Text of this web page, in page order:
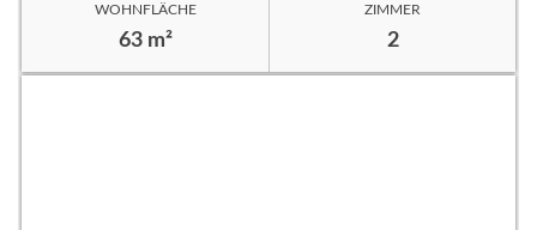
WOHNFLÄCHE
63 m²
ZIMMER
2